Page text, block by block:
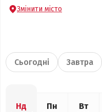
Змінити місто
Сьогодні Завтра
Нд Пн Вт